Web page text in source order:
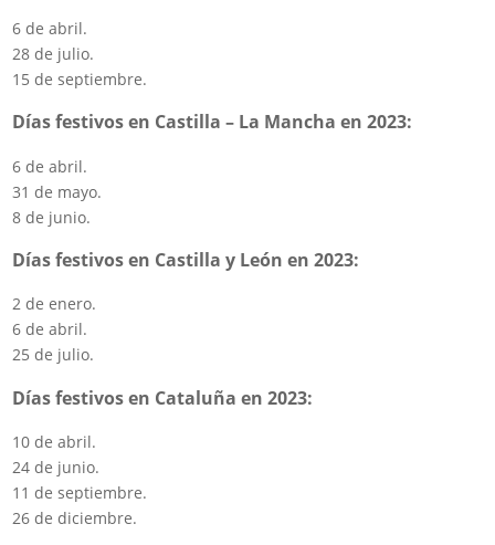
6 de abril.
28 de julio.
15 de septiembre.
Días festivos en Castilla – La Mancha en 2023:
6 de abril.
31 de mayo.
8 de junio.
Días festivos en Castilla y León en 2023:
2 de enero.
6 de abril.
25 de julio.
Días festivos en Cataluña en 2023:
10 de abril.
24 de junio.
11 de septiembre.
26 de diciembre.